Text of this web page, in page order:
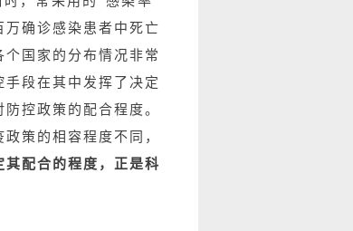
万确诊感染患者中死亡
国家的分布情况非常
段在其中发挥了决定
控政策的配合程度。
策的相容程度不同，
配合的程度，正是科